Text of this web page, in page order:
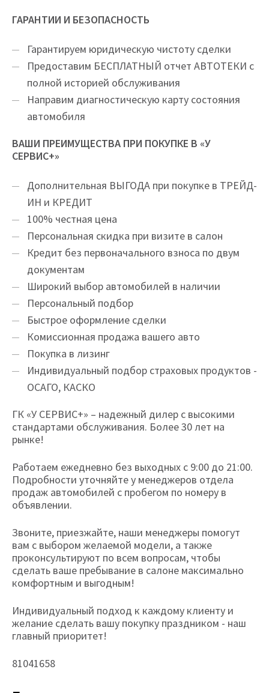
ГАРАНТИИ И БЕЗОПАСНОСТЬ
Гарантируем юридическую чистоту сделки
Предоставим БЕСПЛАТНЫЙ отчет АВТОТЕКИ с
полной историей обслуживания
Направим диагностическую карту состояния
автомобиля
ВАШИ ПРЕИМУЩЕСТВА ПРИ ПОКУПКЕ В «У
СЕРВИС+»
Дополнительная ВЫГОДА при покупке в ТРЕЙД-
ИН и КРЕДИТ
100% честная цена
Персональная скидка при визите в салон
Кредит без первоначального взноса по двум
документам
Широкий выбор автомобилей в наличии
Персональный подбор
Быстрое оформление сделки
Комиссионная продажа вашего авто
Покупка в лизинг
Индивидуальный подбор страховых продуктов -
ОСАГО, КАСКО
ГК «У СЕРВИС+» – надежный дилер с высокими
стандартами обслуживания. Более 30 лет на
рынке!
Работаем ежедневно без выходных с 9:00 до 21:00.
Подробности уточняйте у менеджеров отдела
продаж автомобилей с пробегом по номеру в
объявлении.
Звоните, приезжайте, наши менеджеры помогут
вам с выбором желаемой модели, а также
проконсультируют по всем вопросам, чтобы
сделать ваше пребывание в салоне максимально
комфортным и выгодным!
Индивидуальный подход к каждому клиенту и
желание сделать вашу покупку праздником - наш
главный приоритет!
81041658